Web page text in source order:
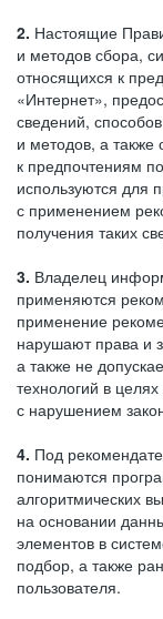
2. Настоящие
и методов сбора,
относящихся к
«Интернет»,
сведений,
и методов, а также
к предпочтениям
используются для
с применением
получения таких
3. Владелец
применяются
применение
нарушают права и
а также не
технологий в
с нарушением
4. Под
понимаются
алгоритмических
на основании
элементов в
подбор, а также
пользователя.